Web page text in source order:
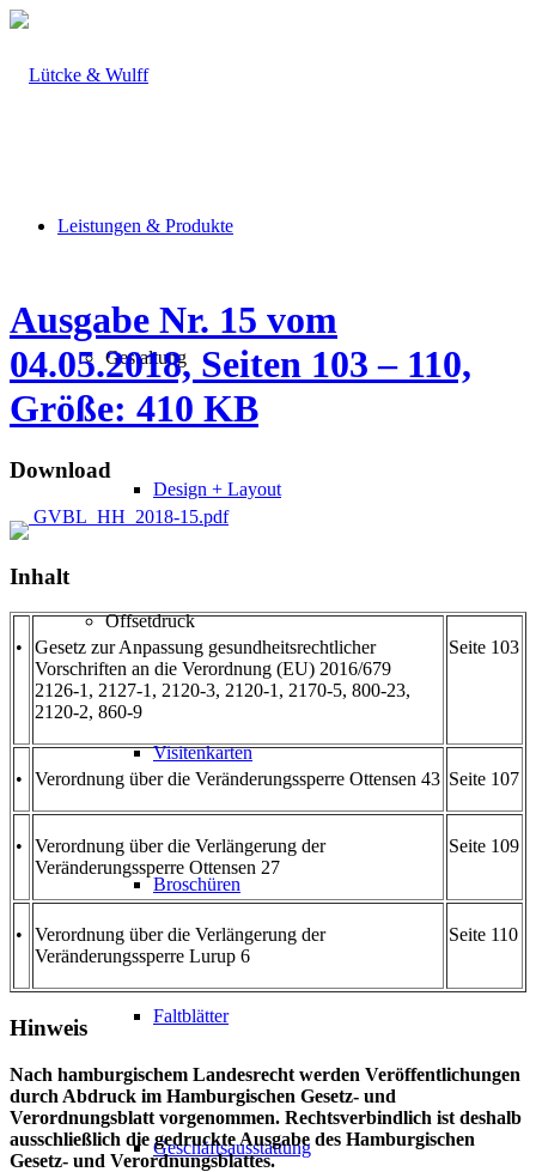
Leistungen & Produkte
Gestaltung
Design + Layout
Offsetdruck
Visitenkarten
Broschüren
Faltblätter
Geschäftsausstattung
Ausgabe Nr. 15 vom
04.05.2018, Seiten 103 – 110,
Größe: 410 KB
Download
GVBL_HH_2018-15.pdf
Inhalt
•
Gesetz zur Anpassung gesundheitsrechtlicher
Vorschriften an die Verordnung (EU) 2016/679
2126-1, 2127-1, 2120-3, 2120-1, 2170-5, 800-23,
2120-2, 860-9
Seite 103
• Verordnung über die Veränderungssperre Ottensen 43 Seite 107
•
Verordnung über die Verlängerung der
Veränderungssperre Ottensen 27
Seite 109
•
Verordnung über die Verlängerung der
Veränderungssperre Lurup 6
Seite 110
Hinweis
Nach hamburgischem Landesrecht werden Veröffentlichungen
durch Abdruck im Hamburgischen Gesetz- und
Verordnungsblatt vorgenommen. Rechtsverbindlich ist deshalb
ausschließlich die gedruckte Ausgabe des Hamburgischen
Gesetz- und Verordnungsblattes.